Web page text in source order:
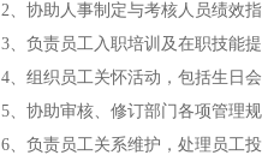
2、协助人事制定与考核人员绩效
3、负责员工入职培训及在职技能
4、组织员工关怀活动，包括生日
5、协助审核、修订部门各项管理
6、负责员工关系维护，处理员工